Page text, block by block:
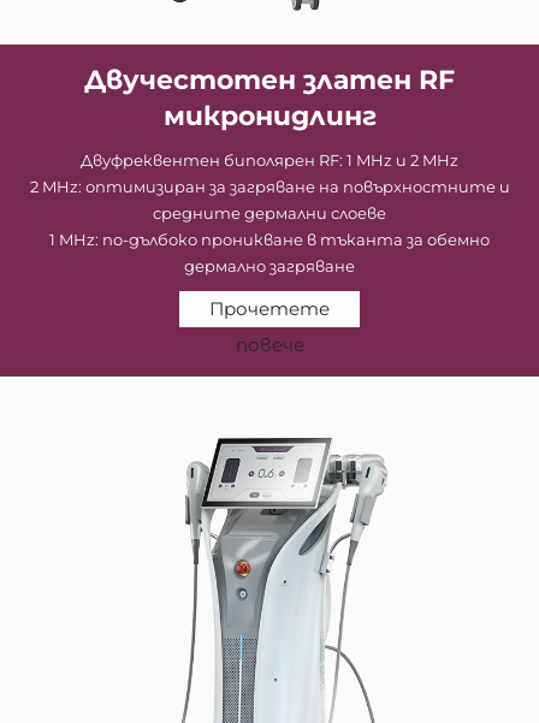
Двучестотен златен RF
микронидлинг
Двуфреквентен биполярен RF: 1 MHz и 2 MHz
2 MHz: оптимизиран за загряване на повърхностните и
средните дермални слоеве
1 MHz: по-дълбоко проникване в тъканта за обемно
дермално загряване
Прочетете
повече